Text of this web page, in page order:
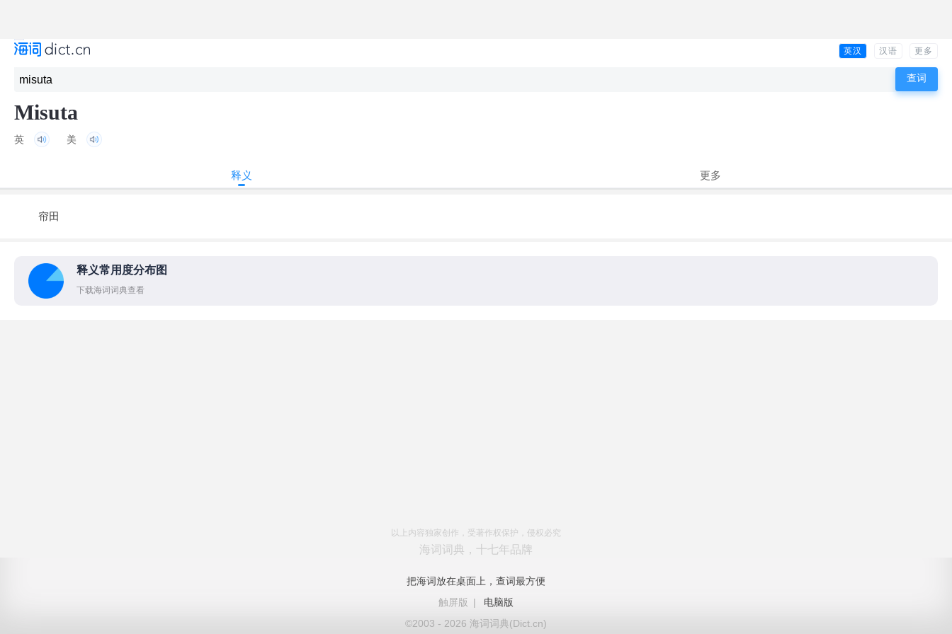
英汉 汉语 更多
Misuta
英 美
释义 更多
帘田
释义常用度分布图
下载海词词典查看
以上内容独家创作，受著作权保护，侵权必究
海词词典，十七年品牌
把海词放在桌面上，查词最方便
触屏版
|
电脑版
©2003 - 2026 海词词典(Dict.cn)